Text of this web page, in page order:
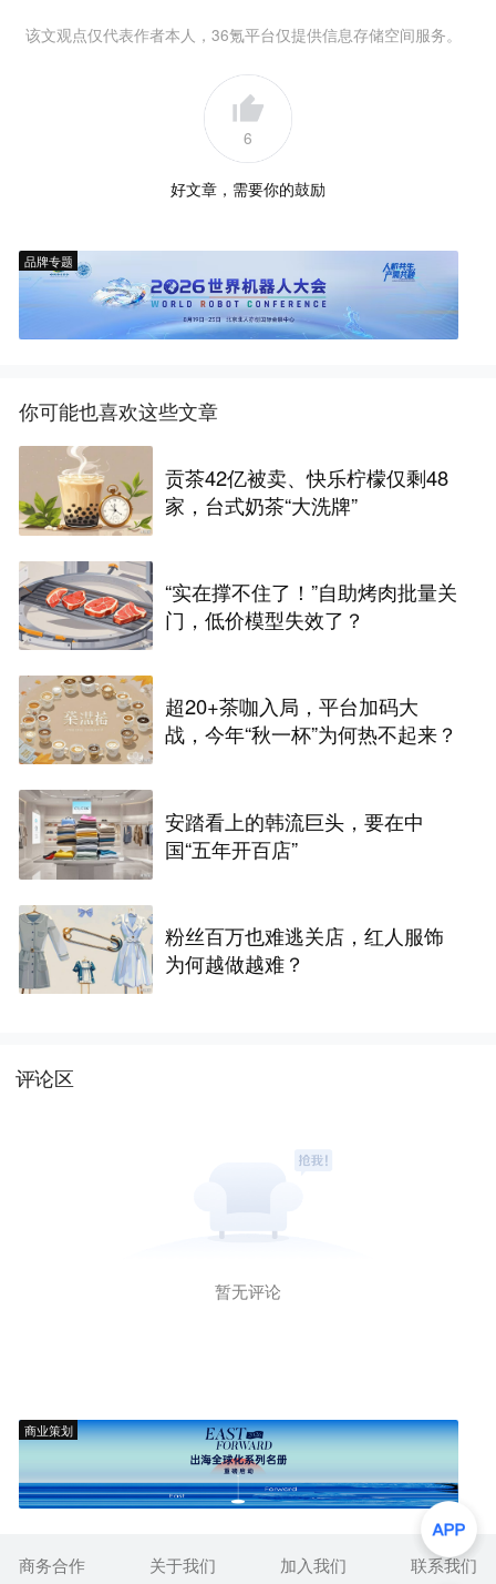
该文观点仅代表作者本人，36氪平台仅提供信息存储空间服务。
6
好文章，需要你的鼓励
品牌专题
你可能也喜欢这些文章
贡茶42亿被卖、快乐柠檬仅剩48
家，台式奶茶“大洗牌”
“实在撑不住了！”自助烤肉批量关
门，低价模型失效了？
超20+茶咖入局，平台加码大
战，今年“秋一杯”为何热不起来？
安踏看上的韩流巨头，要在中
国“五年开百店”
粉丝百万也难逃关店，红人服饰
为何越做越难？
评论区
暂无评论
商业策划
商务合作 关于我们 加入我们 联系我们